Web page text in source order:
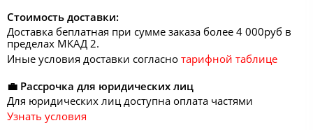
Стоимость доставки:
Доставка беплатная при сумме заказа более 4 000руб в
пределах МКАД 2.
Иные условия доставки согласно тарифной таблице
💼 Рассрочка для юридических лиц
Для юридических лиц доступна оплата частями
Узнать условия